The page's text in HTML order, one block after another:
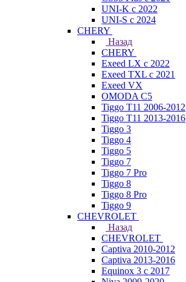
UNI-K с 2022
UNI-S с 2024
CHERY
Назад
CHERY
Exeed LX с 2022
Exeed TXL с 2021
Exeed VX
OMODA C5
Tiggo T11 2006-2012
Tiggo T11 2013-2016
Tiggo 3
Tiggo 4
Tiggo 5
Tiggo 7
Tiggo 7 Pro
Tiggo 8
Tiggo 8 Pro
Tiggo 9
CHEVROLET
Назад
CHEVROLET
Captiva 2010-2012
Captiva 2013-2016
Equinox 3 с 2017